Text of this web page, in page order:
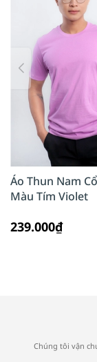
Áo Thun Nam
Màu Tím Violet
239.000₫
Chúng tôi vận